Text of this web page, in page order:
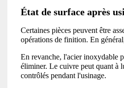
État de surface après
Certaines pièces peuvent être
opérations de finition. En
En revanche, l'acier inoxydable
éliminer. Le cuivre peut quant à
contrôlés pendant l'usinage.